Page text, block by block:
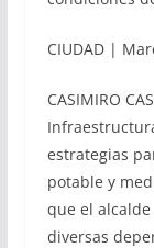
CIUDAD |
CASIMIRO
estrategias
potable y
que el
diversas